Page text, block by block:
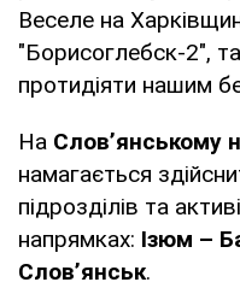
Веселе на
"Борисоглебск-2",
протидіяти нашим
На Слов’янському
намагається
підрозділів та
напрямках: Ізюм –
Слов’янськ.